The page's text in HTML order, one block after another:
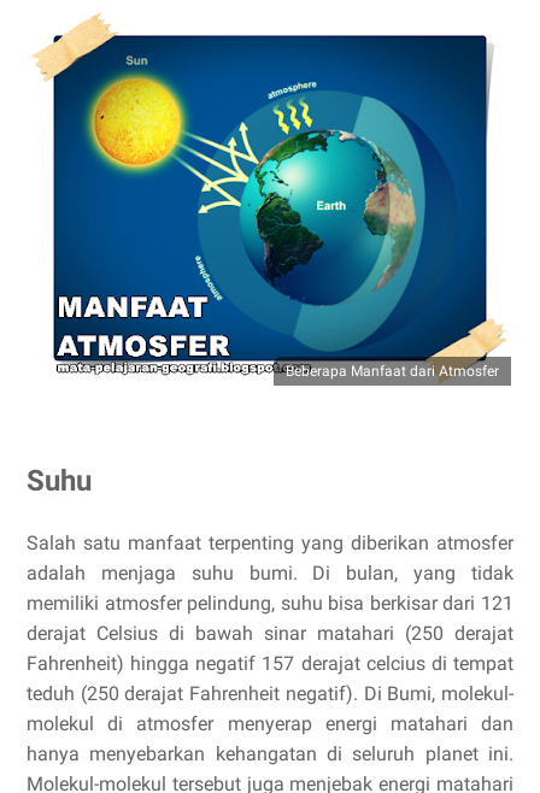
Beberapa Manfaat dari Atmosfer
Suhu
Salah satu manfaat terpenting yang diberikan atmosfer
adalah menjaga suhu bumi. Di bulan, yang tidak
memiliki atmosfer pelindung, suhu bisa berkisar dari 121
derajat Celsius di bawah sinar matahari (250 derajat
Fahrenheit) hingga negatif 157 derajat celcius di tempat
teduh (250 derajat Fahrenheit negatif). Di Bumi, molekul-
molekul di atmosfer menyerap energi matahari dan
hanya menyebarkan kehangatan di seluruh planet ini.
Molekul-molekul tersebut juga menjebak energi matahari